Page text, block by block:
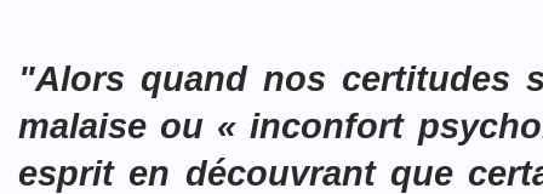
"Alors quand nos certitudes
malaise ou « inconfort
esprit en découvrant que